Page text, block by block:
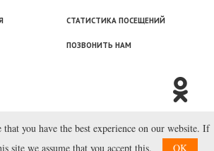
СТАТИСТИКА ПОСЕЩЕНИЙ
ПОЗВОНИТЬ НАМ
Новоcтей», 2003—2026.
that you have the best experience on our website. If
site we assume that you accept this.
OK